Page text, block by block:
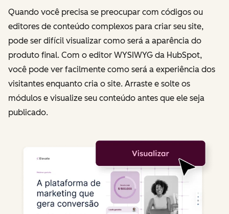
Quando você precisa se preocupar com códigos ou
editores de conteúdo complexos para criar seu site,
pode ser difícil visualizar como será a aparência do
produto final. Com o editor WYSIWYG da HubSpot,
você pode ver facilmente como será a experiência dos
visitantes enquanto cria o site. Arraste e solte os
módulos e visualize seu conteúdo antes que ele seja
publicado.